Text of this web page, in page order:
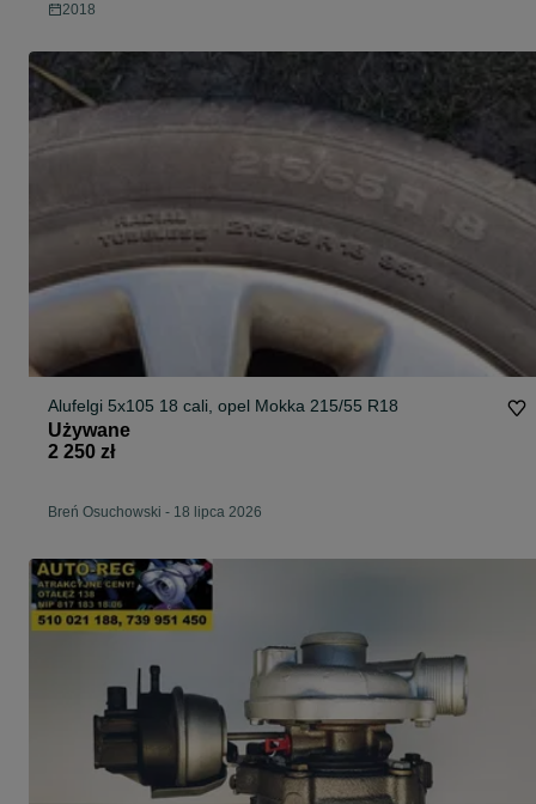
2018
Alufelgi 5x105 18 cali, opel Mokka 215/55 R18
Używane
2 250 zł
Breń Osuchowski - 18 lipca 2026